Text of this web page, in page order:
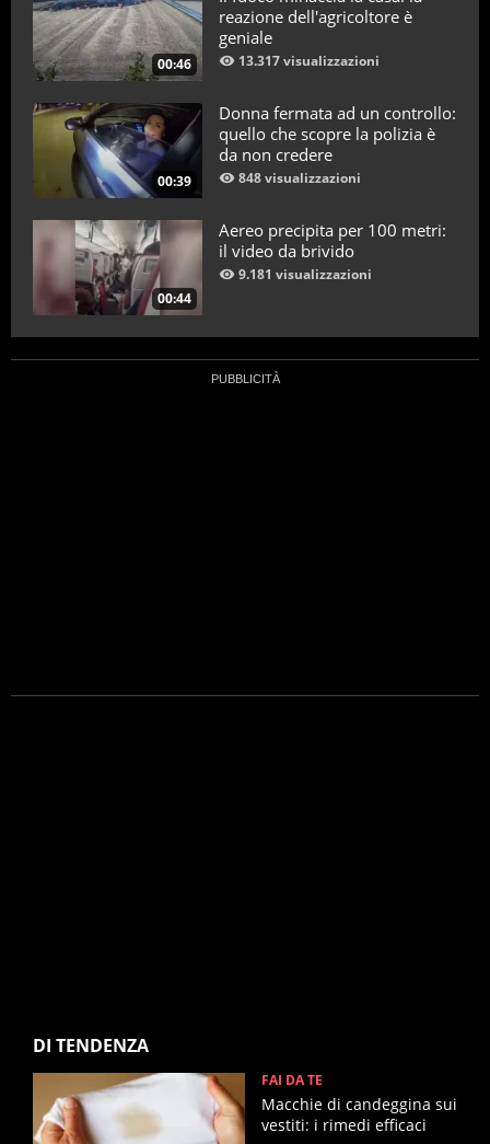
00:46
reazione dell'agricoltore è
geniale
13.317 visualizzazioni
00:39
Donna fermata ad un controllo:
quello che scopre la polizia è
da non credere
848 visualizzazioni
00:44
Aereo precipita per 100 metri:
il video da brivido
9.181 visualizzazioni
DI TENDENZA
FAI DA TE
Macchie di candeggina sui
vestiti: i rimedi efficaci